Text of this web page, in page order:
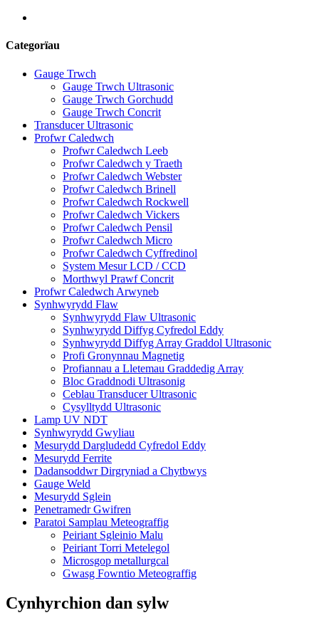
Categorïau
Gauge Trwch
Gauge Trwch Ultrasonic
Gauge Trwch Gorchudd
Gauge Trwch Concrit
Transducer Ultrasonic
Profwr Caledwch
Profwr Caledwch Leeb
Profwr Caledwch y Traeth
Profwr Caledwch Webster
Profwr Caledwch Brinell
Profwr Caledwch Rockwell
Profwr Caledwch Vickers
Profwr Caledwch Pensil
Profwr Caledwch Micro
Profwr Caledwch Cyffredinol
System Mesur LCD / CCD
Morthwyl Prawf Concrit
Profwr Caledwch Arwyneb
Synhwyrydd Flaw
Synhwyrydd Flaw Ultrasonic
Synhwyrydd Diffyg Cyfredol Eddy
Synhwyrydd Diffyg Array Graddol Ultrasonic
Profi Gronynnau Magnetig
Profiannau a Lletemau Graddedig Array
Bloc Graddnodi Ultrasonig
Ceblau Transducer Ultrasonic
Cysylltydd Ultrasonic
Lamp UV NDT
Synhwyrydd Gwyliau
Mesurydd Dargludedd Cyfredol Eddy
Mesurydd Ferrite
Dadansoddwr Dirgryniad a Chytbwys
Gauge Weld
Mesurydd Sglein
Penetramedr Gwifren
Paratoi Samplau Meteograffig
Peiriant Sgleinio Malu
Peiriant Torri Metelegol
Microsgop metallurgcal
Gwasg Fowntio Meteograffig
Cynhyrchion dan sylw